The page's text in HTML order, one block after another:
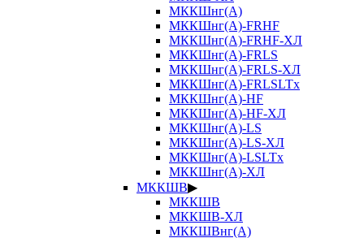
МККШнг(А)
МККШнг(А)-FRHF
МККШнг(А)-FRHF-ХЛ
МККШнг(А)-FRLS
МККШнг(А)-FRLS-ХЛ
МККШнг(А)-FRLSLTx
МККШнг(А)-HF
МККШнг(А)-HF-ХЛ
МККШнг(А)-LS
МККШнг(А)-LS-ХЛ
МККШнг(А)-LSLTx
МККШнг(А)-ХЛ
МККШВ▶
МККШВ
МККШВ-ХЛ
МККШВнг(А)